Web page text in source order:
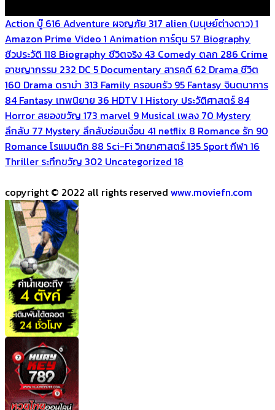
Action บู๊ 616 Adventure ผจญภัย 317 alien (มนุษย์ต่างดาว)1
Amazon Prime Video 1 Animation การ์ตูน 57 Biography
ชีวประวัติ 118 Biography ชีวิตจริง 43 Comedy ตลก 286 Crime
อาชญากรรม 232 DC 5 Documentary สารคดี 62 Drama ชีวิต
160 Drama ดราม่า 313 Family ครอบครัว 95 Fantasy จินตนาการ
84 Fantasy เทพนิยาย 36 HDTV1 History ประวัติศาสตร์ 84
Horror สยองขวัญ 173 marvel 9 Musical เพลง 70 Mystery
ลึกลับ 77 Mystery ลึกลับซ่อนเงื่อน 41 netflix 8 Romance รัก 90
Romance โรแมนติก 88 Sci-Fi วิทยาศาสตร์135 Sport กีฬา 16
Thriller ระทึกขวัญ 302 Uncategorized 18
copyright © 2022 all rights reserved www.moviefn.com